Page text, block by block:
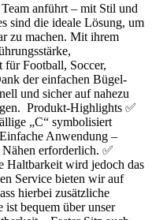
anführt – mit Stil und
sind die ideale Lösung, um
zu machen. Mit ihrem
für Football, Soccer,
der einfachen Bügel-
und sicher auf nahezu
Produkt-Highlights ✅
„C“ symbolisiert
Anwendung –
erforderlich. ✅
Haltbarkeit wird jedoch das
Service bieten wir auf
hierbei zusätzliche
bequem über unser